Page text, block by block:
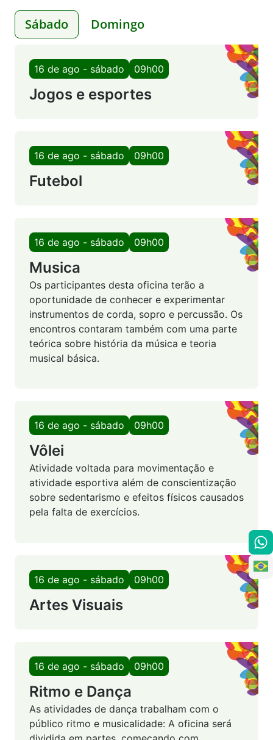
Sábado Domingo
16 de ago - sábado 09h00
Jogos e esportes
16 de ago - sábado 09h00
Futebol
16 de ago - sábado 09h00
Musica
Os participantes desta oficina terão a
oportunidade de conhecer e experimentar
instrumentos de corda, sopro e percussão. Os
encontros contaram também com uma parte
teórica sobre história da música e teoria
musical básica.
16 de ago - sábado 09h00
Vôlei
Atividade voltada para movimentação e
atividade esportiva além de conscientização
sobre sedentarismo e efeitos físicos causados
pela falta de exercícios.
16 de ago - sábado 09h00
Artes Visuais
16 de ago - sábado 09h00
Ritmo e Dança
As atividades de dança trabalham com o
público ritmo e musicalidade: A oficina será